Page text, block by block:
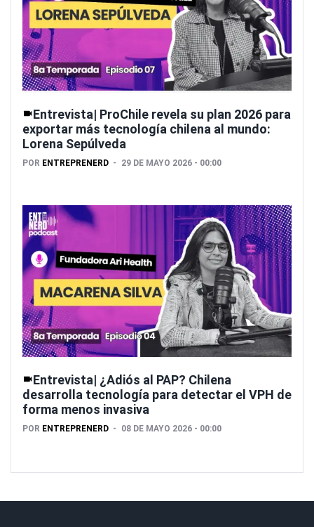
Entrevista| ProChile revela su plan 2026 para
exportar más tecnología chilena al mundo:
Lorena Sepúlveda
POR ENTREPRENERD 29 DE MAYO 2026 - 00:00
Entrevista| ¿Adiós al PAP? Chilena
desarrolla tecnología para detectar el VPH de
forma menos invasiva
POR ENTREPRENERD 08 DE MAYO 2026 - 00:00